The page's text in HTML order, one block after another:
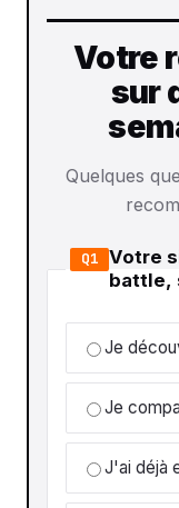
Votre
sur
Quelques
Q1 Votre
battle,
Je
Je
J'ai déjà